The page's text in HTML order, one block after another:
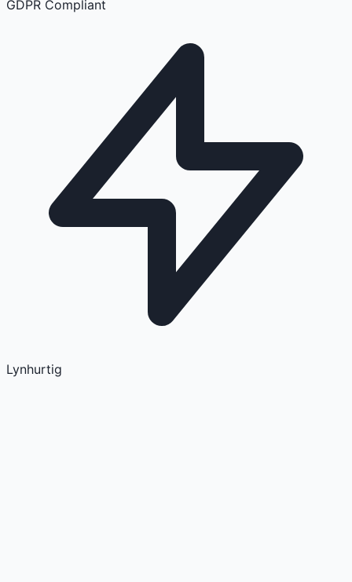
GDPR Compliant
Lynhurtig